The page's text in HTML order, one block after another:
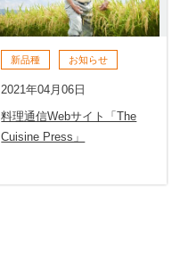
新品種 お知らせ
2021年04月06日
料理通信Webサイト「The
Cuisine Press」